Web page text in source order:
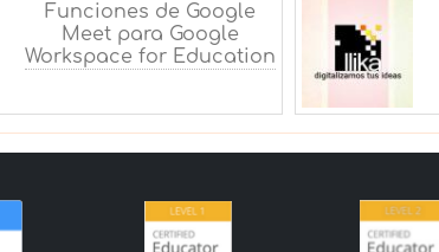
Funciones de Google
Meet para Google
Workspace for Education